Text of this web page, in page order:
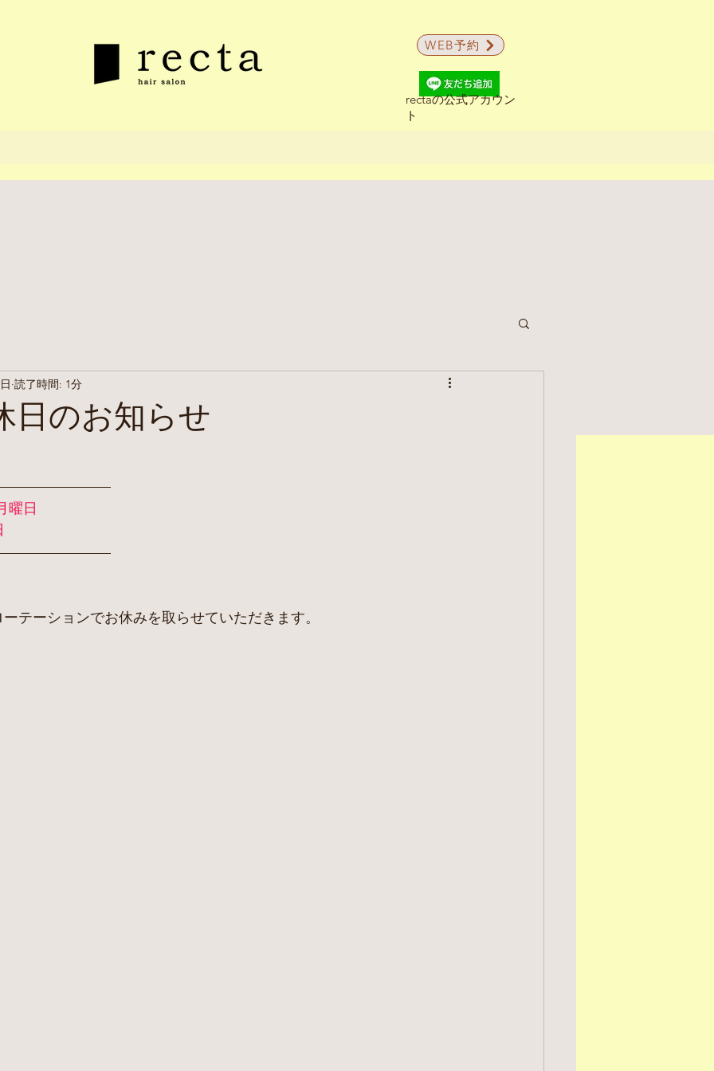
WEB予約
rectaの公式アカウン
ト
日のお知らせ
読了時間: 1分
曜日
テーションでお休みを取らせていただきます。